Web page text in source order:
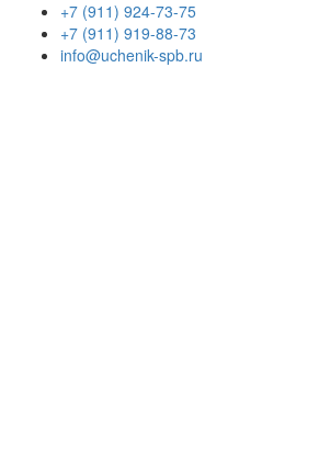
+7 (911) 924-73-75
+7 (911) 919-88-73
info@uchenik-spb.ru